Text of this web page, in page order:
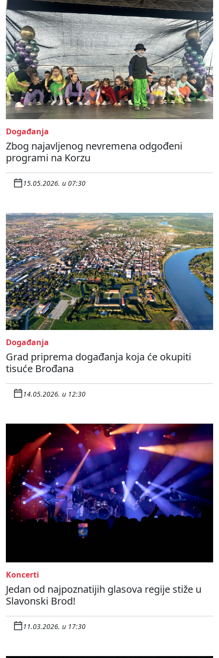
Događanja
Zbog najavljenog nevremena odgođeni
programi na Korzu
15.05.2026. u 07:30
Događanja
Grad priprema događanja koja će okupiti
tisuće Brođana
14.05.2026. u 12:30
Koncerti
Jedan od najpoznatijih glasova regije stiže u
Slavonski Brod!
11.03.2026. u 17:30